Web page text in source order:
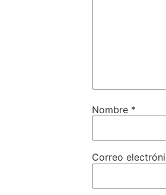
Nombre *
Correo